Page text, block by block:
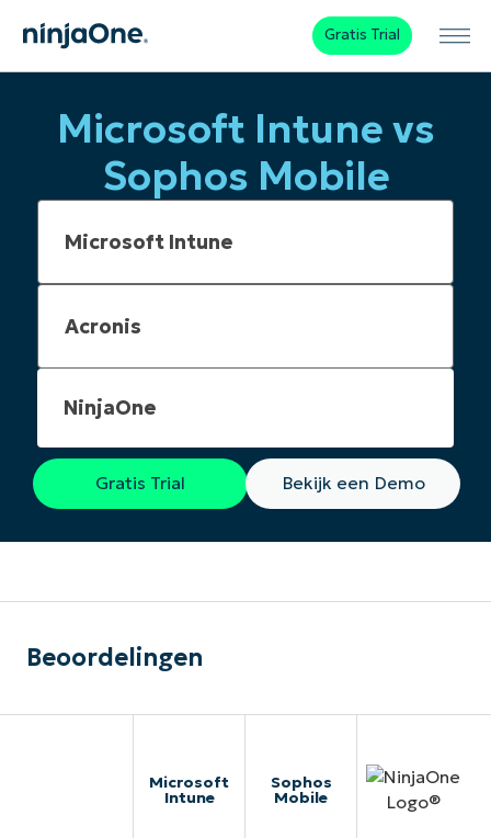
Gratis Trial
Microsoft Intune vs
Sophos Mobile
NinjaOne
Gratis Trial Bekijk een Demo
Beoordelingen
Microsoft
Intune
Sophos
Mobile